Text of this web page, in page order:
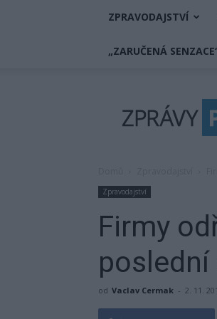
ZPRAVODAJSTVÍ
„ZARUČENÁ
Příbram
Zpravodajství
Firmy
poslední
od Vaclav Cermak - 2. 11.